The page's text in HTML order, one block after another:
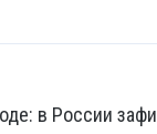
в России